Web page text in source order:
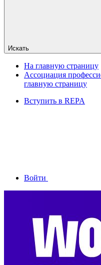
Искать
На главную страницу
Ассоциация
главную страницу
Вступить в REPA
Войти